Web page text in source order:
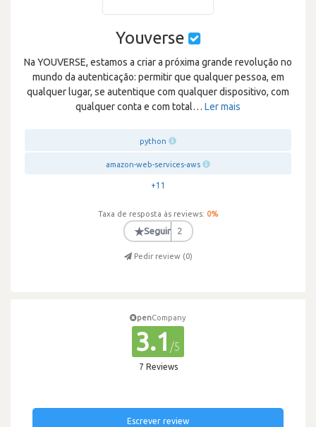
Youverse
Na YOUVERSE, estamos a criar a próxima grande revolução no
mundo da autenticação: permitir que qualquer pessoa, em
qualquer lugar, se autentique com qualquer dispositivo, com
qualquer conta e com total… Ler mais
python
amazon-web-services-aws
+11
Taxa de resposta às reviews: 0%
★Seguir 2
Pedir review (0)
penCompany
3.1 /5
7 Reviews
Escrever review